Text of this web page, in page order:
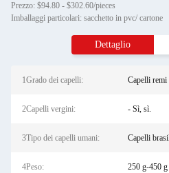
Prezzo: $94.80 - $302.60/pieces
Imballaggi particolari: sacchetto in pvc/ cartone
Dettaglio
1Grado dei capelli: Capelli remi
2Capelli vergini: - Sì, sì.
3Tipo dei capelli umani: Capelli
4Peso: 250 g-450 g